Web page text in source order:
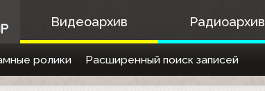
Видеоархив Радиоархив
ролики Расширенный поиск записей